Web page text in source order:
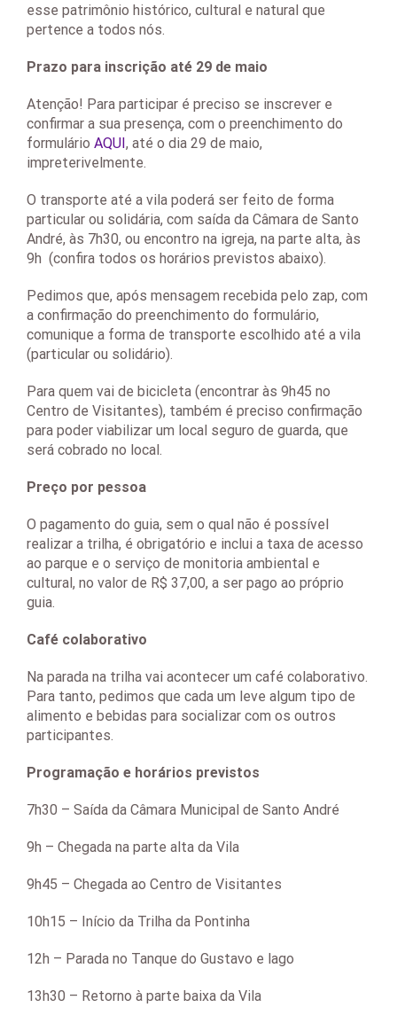
esse patrimônio histórico, cultural e natural que
pertence a todos nós.
Prazo para inscrição até 29 de maio
Atenção! Para participar é preciso se inscrever e
confirmar a sua presença, com o preenchimento do
formulário AQUI, até o dia 29 de maio,
impreterivelmente.
O transporte até a vila poderá ser feito de forma
particular ou solidária, com saída da Câmara de Santo
André, às 7h30, ou encontro na igreja, na parte alta, às
9h (confira todos os horários previstos abaixo).
Pedimos que, após mensagem recebida pelo zap, com
a confirmação do preenchimento do formulário,
comunique a forma de transporte escolhido até a vila
(particular ou solidário).
Para quem vai de bicicleta (encontrar às 9h45 no
Centro de Visitantes), também é preciso confirmação
para poder viabilizar um local seguro de guarda, que
será cobrado no local.
Preço por pessoa
O pagamento do guia, sem o qual não é possível
realizar a trilha, é obrigatório e inclui a taxa de acesso
ao parque e o serviço de monitoria ambiental e
cultural, no valor de R$ 37,00, a ser pago ao próprio
guia.
Café colaborativo
Na parada na trilha vai acontecer um café colaborativo.
Para tanto, pedimos que cada um leve algum tipo de
alimento e bebidas para socializar com os outros
participantes.
Programação e horários previstos
7h30 – Saída da Câmara Municipal de Santo André
9h – Chegada na parte alta da Vila
9h45 – Chegada ao Centro de Visitantes
10h15 – Início da Trilha da Pontinha
12h – Parada no Tanque do Gustavo e lago
13h30 – Retorno à parte baixa da Vila